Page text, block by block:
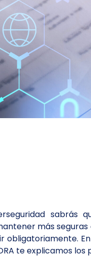
sabrás
más
obligatoriamente.
te explicamos